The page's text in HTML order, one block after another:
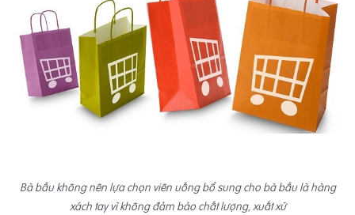
Bà bầu không nên lựa chọn viên uống bổ sung cho bà bầu là hàng
xách tay vì không đảm bảo chất lượng, xuất xứ